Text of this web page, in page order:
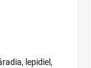
lepidiel,